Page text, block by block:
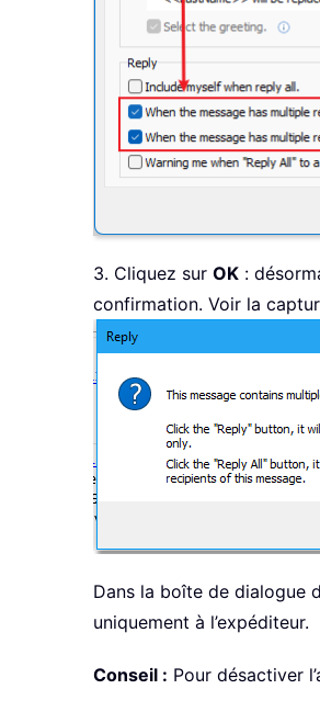
3. Cliquez sur OK :
confirmation. Voir la
Dans la boîte de dialogue
uniquement à l’expéditeur.
Conseil : Pour désactiver